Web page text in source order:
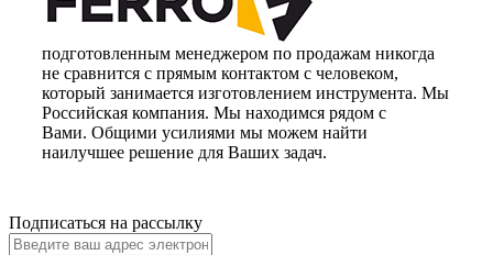
подготовленным менеджером по продажам никогда
не сравнится с прямым контактом с человеком,
который занимается изготовлением инструмента. Мы
Российская компания. Мы находимся рядом с
Вами. Общими усилиями мы можем найти
наилучшее решение для Ваших задач.
Подписаться на рассылку